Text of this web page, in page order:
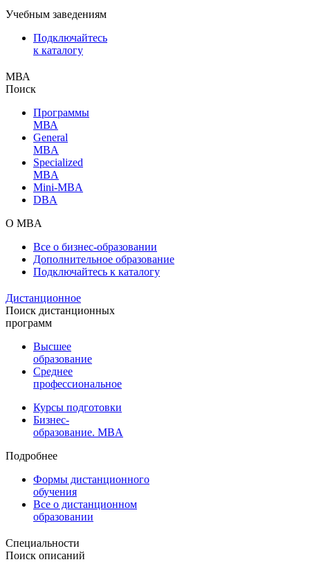
Учебным заведениям
Подключайтесь
к каталогу
МВА
Поиск
Программы
МВА
General
MBA
Specialized
MBA
Mini-MBA
DBA
О MBA
Все о бизнес-образовании
Дополнительное образование
Подключайтесь к каталогу
Дистанционное
Поиск дистанционных
программ
Высшее
образование
Среднее
профессиональное
Курсы подготовки
Бизнес-
образование. MBA
Подробнее
Формы дистанционного
обучения
Все о дистанционном
образовании
Специальности
Поиск описаний